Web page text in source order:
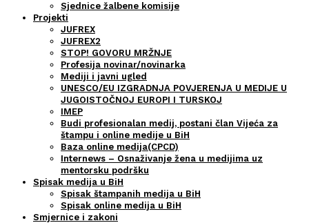
Sjednice žalbene komisije
Projekti
JUFREX
JUFREX2
STOP! GOVORU MRŽNJE
Profesija novinar/novinarka
Mediji i javni ugled
UNESCO/EU IZGRADNJA POVJERENJA U MEDIJE U
JUGOISTOČNOJ EUROPI I TURSKOJ
IMEP
Budi profesionalan medij, postani član Vijeća za
štampu i online medije u BiH
Baza online medija(CPCD)
Internews – Osnaživanje žena u medijima uz
mentorsku podršku
Spisak medija u BiH
Spisak štampanih medija u BiH
Spisak online medija u BiH
Smjernice i zakoni